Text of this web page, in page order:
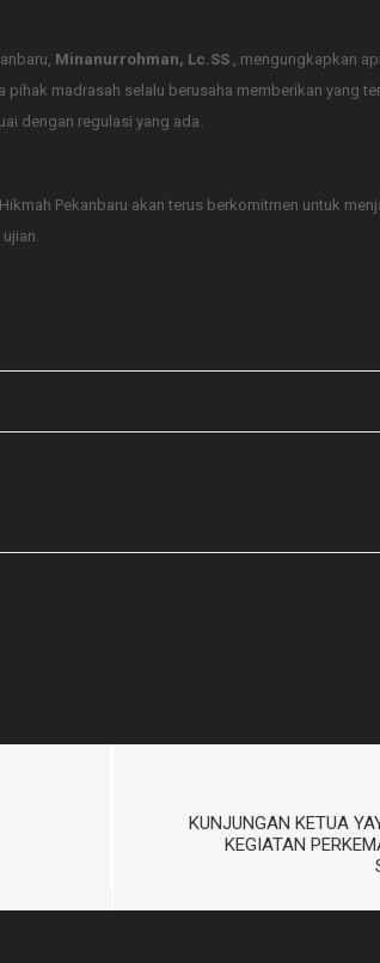
Minanurrohman, Lc.SS., mengungkapkan
pihak madrasah selalu berusaha memberikan yang
dengan regulasi yang ada.
Pekanbaru akan terus berkomitmen untuk
KUNJUNGAN KETUA
KEGIATAN